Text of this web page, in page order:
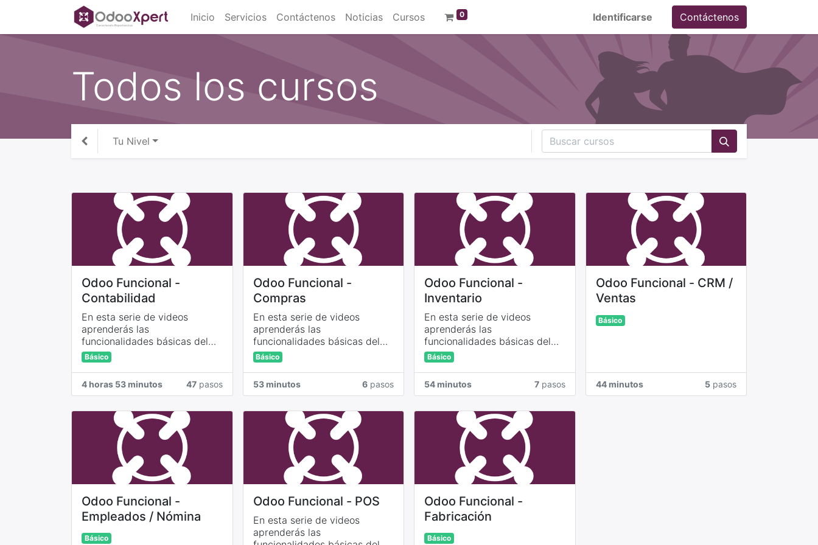
Inicio Servicios Contáctenos Noticias Cursos 0 Identificarse Contáctenos
Todos los cursos
Tu Nivel
Odoo Funcional -
Contabilidad
En esta serie de videos
aprenderás las
funcionalidades básicas del
módulo contable, facturación,
recaudos, impuestos, activos
fijos, asientos contables...
Básico
4 horas 53 minutos 47pasos
Odoo Funcional -
Compras
En esta serie de videos
aprenderás las
funcionalidades básicas del
módulo compras.
Básico
53 minutos 6 pasos
Odoo Funcional -
Inventario
En esta serie de videos
aprenderás las
funcionalidades básicas del
módulo inventario.
Básico
54 minutos 7pasos
Odoo Funcional - CRM /
Ventas
Básico
44 minutos 5 pasos
Odoo Funcional -
Empleados / Nómina
Básico
Odoo Funcional - POS
En esta serie de videos
aprenderás las
Odoo Funcional -
Fabricación
Básico